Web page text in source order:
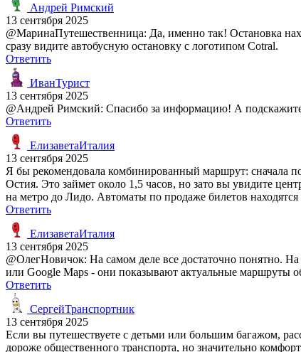
Андрей Римский
13 сентября 2025
@МаринаПутешественница: Да, именно так! Остановка
сразу видите автобусную остановку с логотипом Cotral.
Ответить
ИванТурист
13 сентября 2025
@Андрей Римский: Спасибо за информацию! А
Ответить
ЕлизаветаИталия
13 сентября 2025
Я бы рекомендовала комбинированный маршрут: сначала
Остия. Это займет около 1,5 часов, но зато вы увидите
на метро до Лидо. Автоматы по продаже билетов находятся
Ответить
ЕлизаветаИталия
13 сентября 2025
@ОлегНовичок: На самом деле все достаточно понятно.
или Google Maps - они показывают актуальные маршруты
Ответить
СергейТранспортник
13 сентября 2025
Если вы путешествуете с детьми или большим багажом,
дороже общественного транспорта, но значительно